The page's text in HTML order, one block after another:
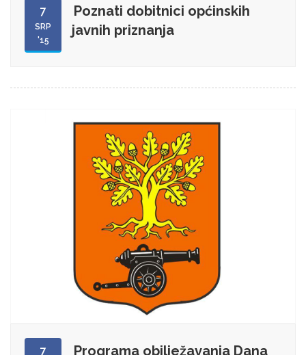
7
SRP
'15
Poznati dobitnici općinskih
javnih priznanja
7 Programa obilježavanja Dana